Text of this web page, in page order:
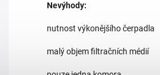
Nevýhody:
nutnost výkonějšího čerpadla
malý objem filtračních médií